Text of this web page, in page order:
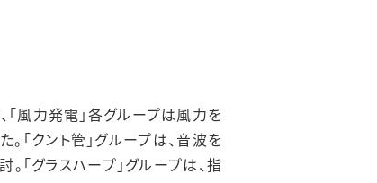
「風力発電」各グループは風力を
クント管」グループは、音波を
グラスハープ」グループは、指